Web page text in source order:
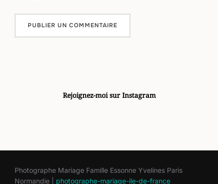
Rejoignez-moi sur Instagram
Photographe Mariage Famille Essonne Yvelines Paris
Normandie | photographe-mariage-ile-de-france